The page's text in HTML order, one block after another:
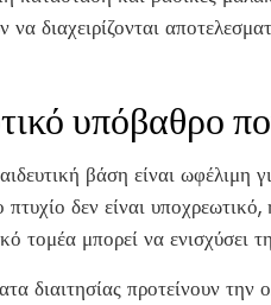
να διαχειρίζονται
υπόβαθρο
βάση είναι ωφέλιμη
πτυχίο δεν είναι
τομέα μπορεί να ενισχύσει
διαιτησίας προτείνουν την